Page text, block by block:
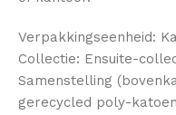
Verpakkingseenheid:
Collectie: Ensuite-
Samenstelling
gerecycled poly-katoen